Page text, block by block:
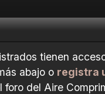
tienen
abajo o registra
foro del Aire